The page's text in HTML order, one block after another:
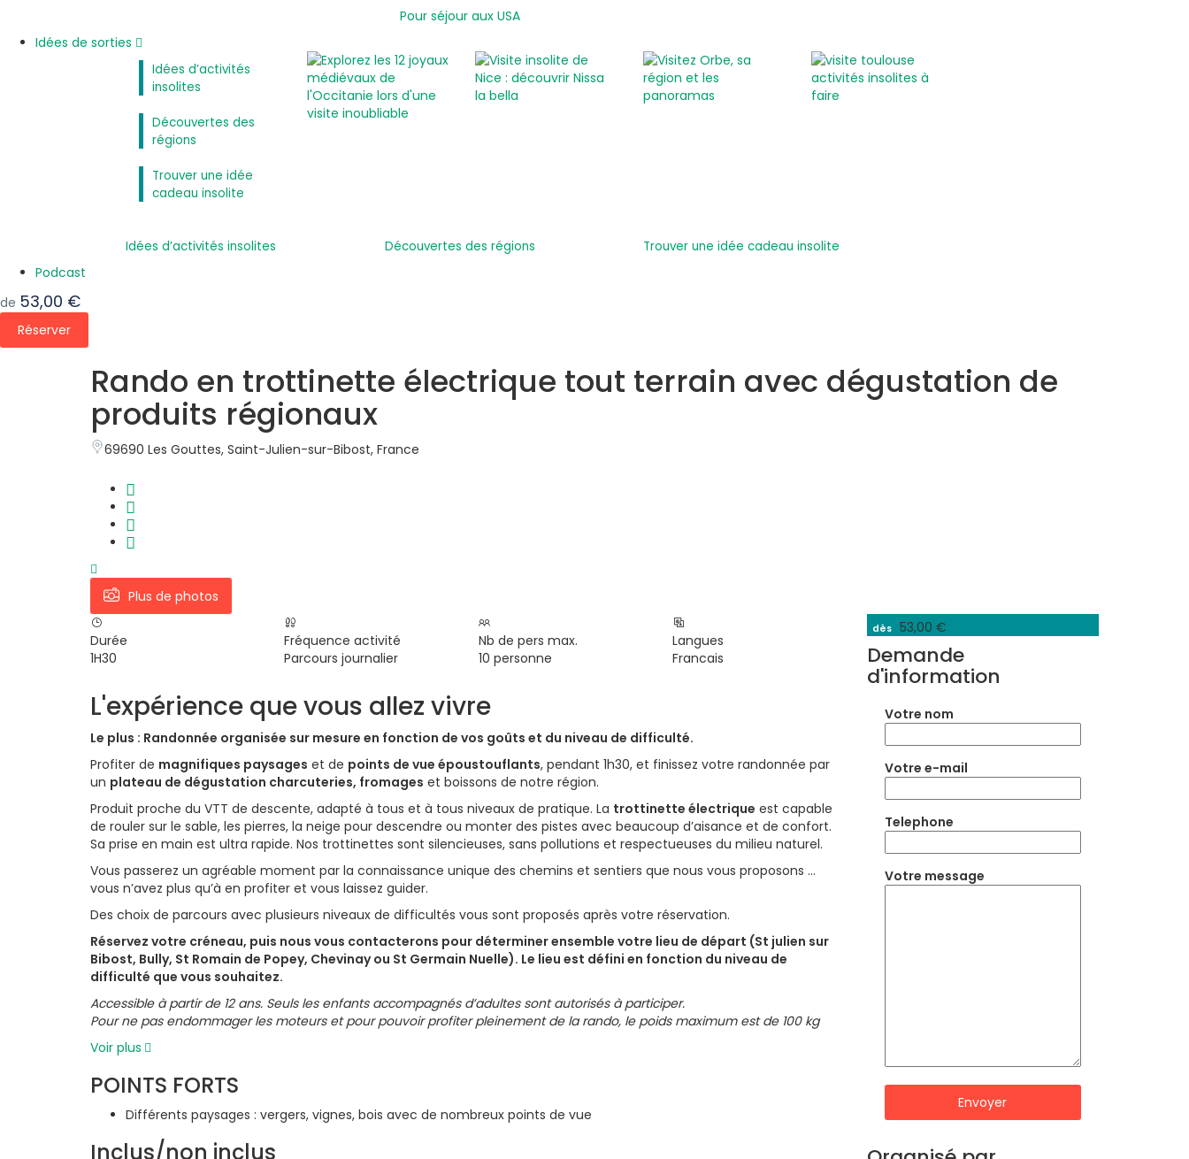
Pour séjour aux USA
Idées de sorties
Idées d’activités
insolites
Découvertes des
régions
Trouver une idée
cadeau insolite
Idées d’activités insolites Découvertes des régions Trouver une idée cadeau insolite
Podcast
de 53,00 €
Réserver
Rando en trottinette électrique tout terrain avec dégustation de
produits régionaux
69690 Les Gouttes, Saint-Julien-sur-Bibost, France
Plus de photos
Durée
1H30
Fréquence activité
Parcours journalier
Nb de pers max.
10 personne
Langues
Francais
L'expérience que vous allez vivre
Le plus : Randonnée organisée sur mesure en fonction de vos goûts et du niveau de difficulté.
Profiter de magnifiques paysages et de points de vue époustouflants, pendant 1h30, et finissez votre randonnée par
un plateau de dégustation charcuteries, fromages et boissons de notre région.
Produit proche du VTT de descente, adapté à tous et à tous niveaux de pratique. La trottinette électrique est capable
de rouler sur le sable, les pierres, la neige pour descendre ou monter des pistes avec beaucoup d’aisance et de confort.
Sa prise en main est ultra rapide. Nos trottinettes sont silencieuses, sans pollutions et respectueuses du milieu naturel.
Vous passerez un agréable moment par la connaissance unique des chemins et sentiers que nous vous proposons …
vous n’avez plus qu’à en profiter et vous laissez guider.
Des choix de parcours avec plusieurs niveaux de difficultés vous sont proposés après votre réservation.
Réservez votre créneau, puis nous vous contacterons pour déterminer ensemble votre lieu de départ (St julien sur
Bibost, Bully, St Romain de Popey, Chevinay ou St Germain Nuelle). Le lieu est défini en fonction du niveau de
difficulté que vous souhaitez.
Accessible à partir de 12 ans. Seuls les enfants accompagnés d’adultes sont autorisés à participer.
Pour ne pas endommager les moteurs et pour pouvoir profiter pleinement de la rando, le poids maximum est de 100 kg
Voir plus
POINTS FORTS
Différents paysages : vergers, vignes, bois avec de nombreux points de vue
Inclus/non inclus
dès 53,00 €
Demande
d'information
Votre nom
Votre e-mail
Telephone
Votre message